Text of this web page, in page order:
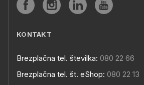
KONTAKT
Brezplačna tel. številka: 080 22 66
Brezplačna tel. št. eShop: 080 22 13